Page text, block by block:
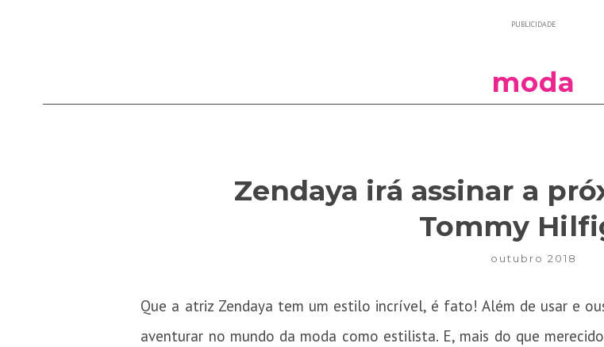
PUBLICIDADE
moda
Zendaya irá assinar a
Tommy
outubro 2018
Que a atriz Zendaya tem um estilo incrível, é fato! Além de usar e
aventurar no mundo da moda como estilista. E, mais do que